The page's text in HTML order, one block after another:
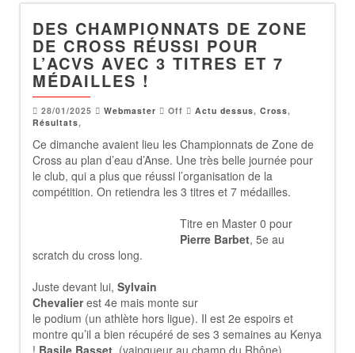
DES CHAMPIONNATS DE ZONE
DE CROSS RÉUSSI POUR
L’ACVS AVEC 3 TITRES ET 7
MÉDAILLES !
28/01/2025 Webmaster Off Actu dessus, Cross,
Résultats,
Ce dimanche avaient lieu les Championnats de Zone de
Cross au plan d’eau d’Anse. Une très belle journée pour
le club, qui a plus que réussi l’organisation de la
compétition. On retiendra les 3 titres et 7 médailles.
Titre en Master 0 pour
Pierre Barbet, 5e au
scratch du cross long.
Juste devant lui, Sylvain
Chevalierest 4e mais monte sur
le podium (un athlète hors ligue). Il est 2e espoirs et
montre qu’il a bien récupéré de ses 3 semaines au Kenya
! Basile Basset, (vainqueur au champ du Rhône)